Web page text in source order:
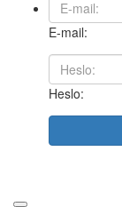
E-mail:
Heslo: